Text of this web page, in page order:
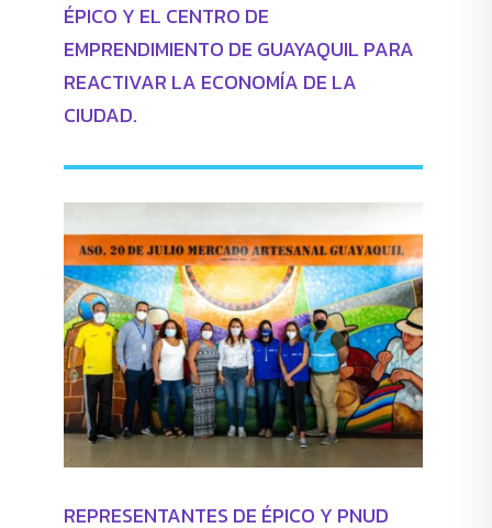
ÉPICO Y EL CENTRO DE
EMPRENDIMIENTO DE GUAYAQUIL PARA
REACTIVAR LA ECONOMÍA DE LA
CIUDAD.
REPRESENTANTES DE ÉPICO Y PNUD